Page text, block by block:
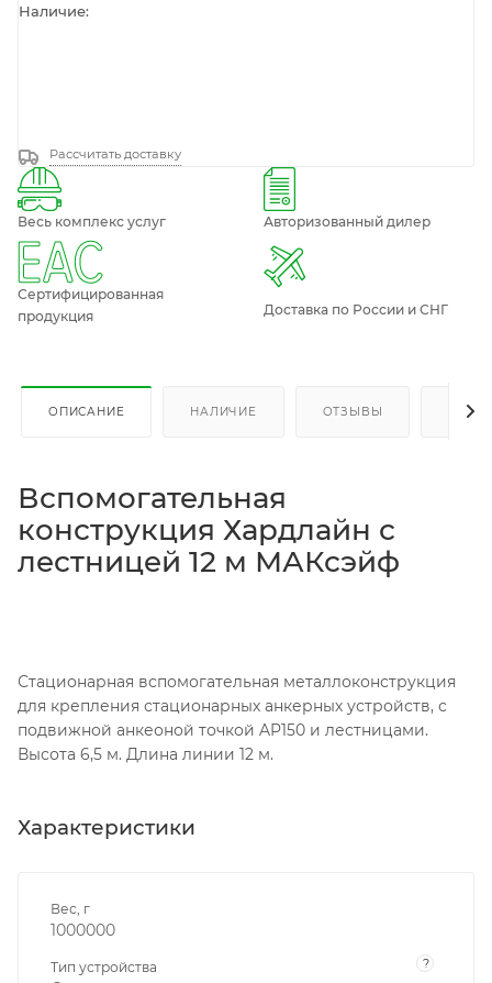
Наличие:
Рассчитать доставку
Весь комплекс услуг Авторизованный дилер
Сертифицированная
продукция
Доставка по России и СНГ
ОПИСАНИЕ НАЛИЧИЕ ОТЗЫВЫ КАК
Вспомогательная
конструкция Хардлайн с
лестницей 12 м МАКсэйф
Стационарная вспомогательная металлоконструкция
для крепления стационарных анкерных устройств, с
подвижной анкеоной точкой AP150 и лестницами.
Высота 6,5 м. Длина линии 12 м.
Характеристики
Вес, г
1000000
Тип устройства ?